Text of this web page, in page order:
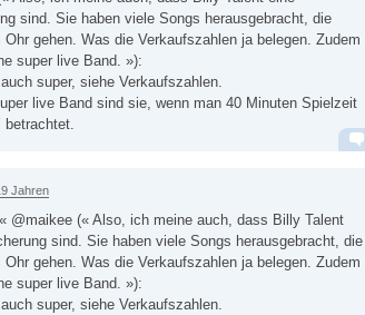
sind. Sie haben viele Songs herausgebracht, die
gehen. Was die Verkaufszahlen ja belegen. Zudem
super live Band. »):
super, siehe Verkaufszahlen.
live Band sind sie, wenn man 40 Minuten Spielzeit
Jahren
@maikee (« Also, ich meine auch, dass Billy Talent
sind. Sie haben viele Songs herausgebracht, die
gehen. Was die Verkaufszahlen ja belegen. Zudem
super live Band. »):
super, siehe Verkaufszahlen.